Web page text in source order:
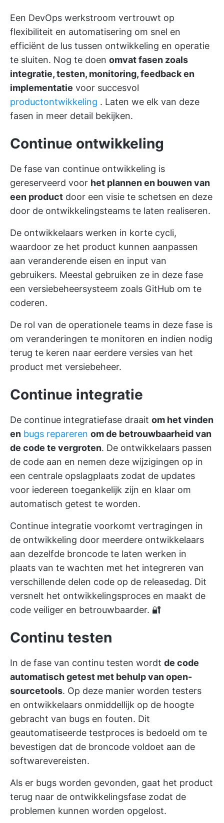
Een DevOps werkstroom vertrouwt op
flexibiliteit en automatisering om snel en
efficiënt de lus tussen ontwikkeling en operatie
te sluiten. Nog te doen omvat fasen zoals
integratie, testen, monitoring, feedback en
implementatie voor succesvol
productontwikkeling . Laten we elk van deze
fasen in meer detail bekijken.
Continue ontwikkeling
De fase van continue ontwikkeling is
gereserveerd voor het plannen en bouwen van
een product door een visie te schetsen en deze
door de ontwikkelingsteams te laten realiseren.
De ontwikkelaars werken in korte cycli,
waardoor ze het product kunnen aanpassen
aan veranderende eisen en input van
gebruikers. Meestal gebruiken ze in deze fase
een versiebeheersysteem zoals GitHub om te
coderen.
De rol van de operationele teams in deze fase is
om veranderingen te monitoren en indien nodig
terug te keren naar eerdere versies van het
product met versiebeheer.
Continue integratie
De continue integratiefase draait om het vinden
en bugs repareren om de betrouwbaarheid van
de code te vergroten. De ontwikkelaars passen
de code aan en nemen deze wijzigingen op in
een centrale opslagplaats zodat de updates
voor iedereen toegankelijk zijn en klaar om
automatisch getest te worden.
Continue integratie voorkomt vertragingen in
de ontwikkeling door meerdere ontwikkelaars
aan dezelfde broncode te laten werken in
plaats van te wachten met het integreren van
verschillende delen code op de releasedag. Dit
versnelt het ontwikkelingsproces en maakt de
code veiliger en betrouwbaarder. 🔐
Continu testen
In de fase van continu testen wordt de code
automatisch getest met behulp van open-
sourcetools. Op deze manier worden testers
en ontwikkelaars onmiddellijk op de hoogte
gebracht van bugs en fouten. Dit
geautomatiseerde testproces is bedoeld om te
bevestigen dat de broncode voldoet aan de
softwarevereisten.
Als er bugs worden gevonden, gaat het product
terug naar de ontwikkelingsfase zodat de
problemen kunnen worden opgelost.